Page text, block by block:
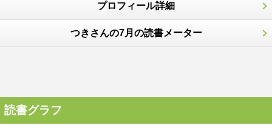
プロフィール詳細
つきさんの7月の読書メーター
読書グラフ